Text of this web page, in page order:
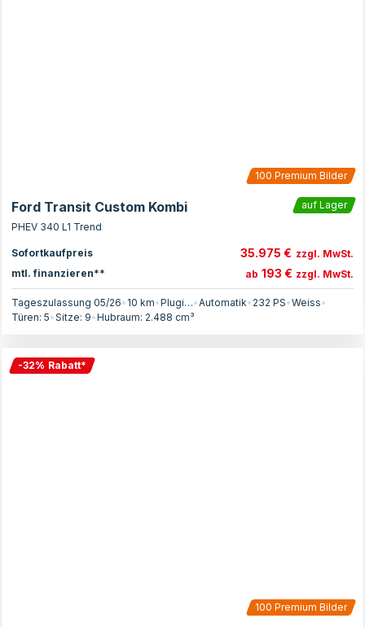
100 Premium Bilder
Ford Transit Custom Kombi
auf Lager
PHEV 340 L1 Trend
Sofortkaufpreis 35.975 € zzgl. MwSt.
mtl. finanzieren**
ab 193 € zzgl. MwSt.
Tageszulassung 05/26• 10 km• Plugin-Hybrid•Automatik• 232 PS•Weiss•
Türen: 5•Sitze: 9•Hubraum: 2.488 cm³
-32% Rabatt*
100 Premium Bilder